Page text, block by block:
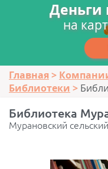
Деньги
на
Главная
Библиотеки
Библиотека
Мурановский